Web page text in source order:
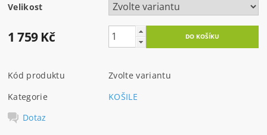
Velikost
1 759 Kč
Kód produktu
Zvolte variantu
Kategorie
KOŠILE
Dotaz